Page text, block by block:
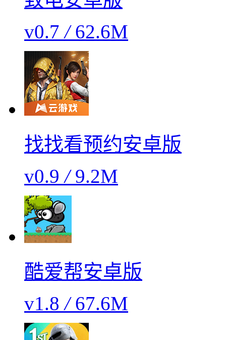
v0.7/62.6M
找找看预约安卓版
v0.9/9.2M
酷爱帮安卓版
v1.8/67.6M